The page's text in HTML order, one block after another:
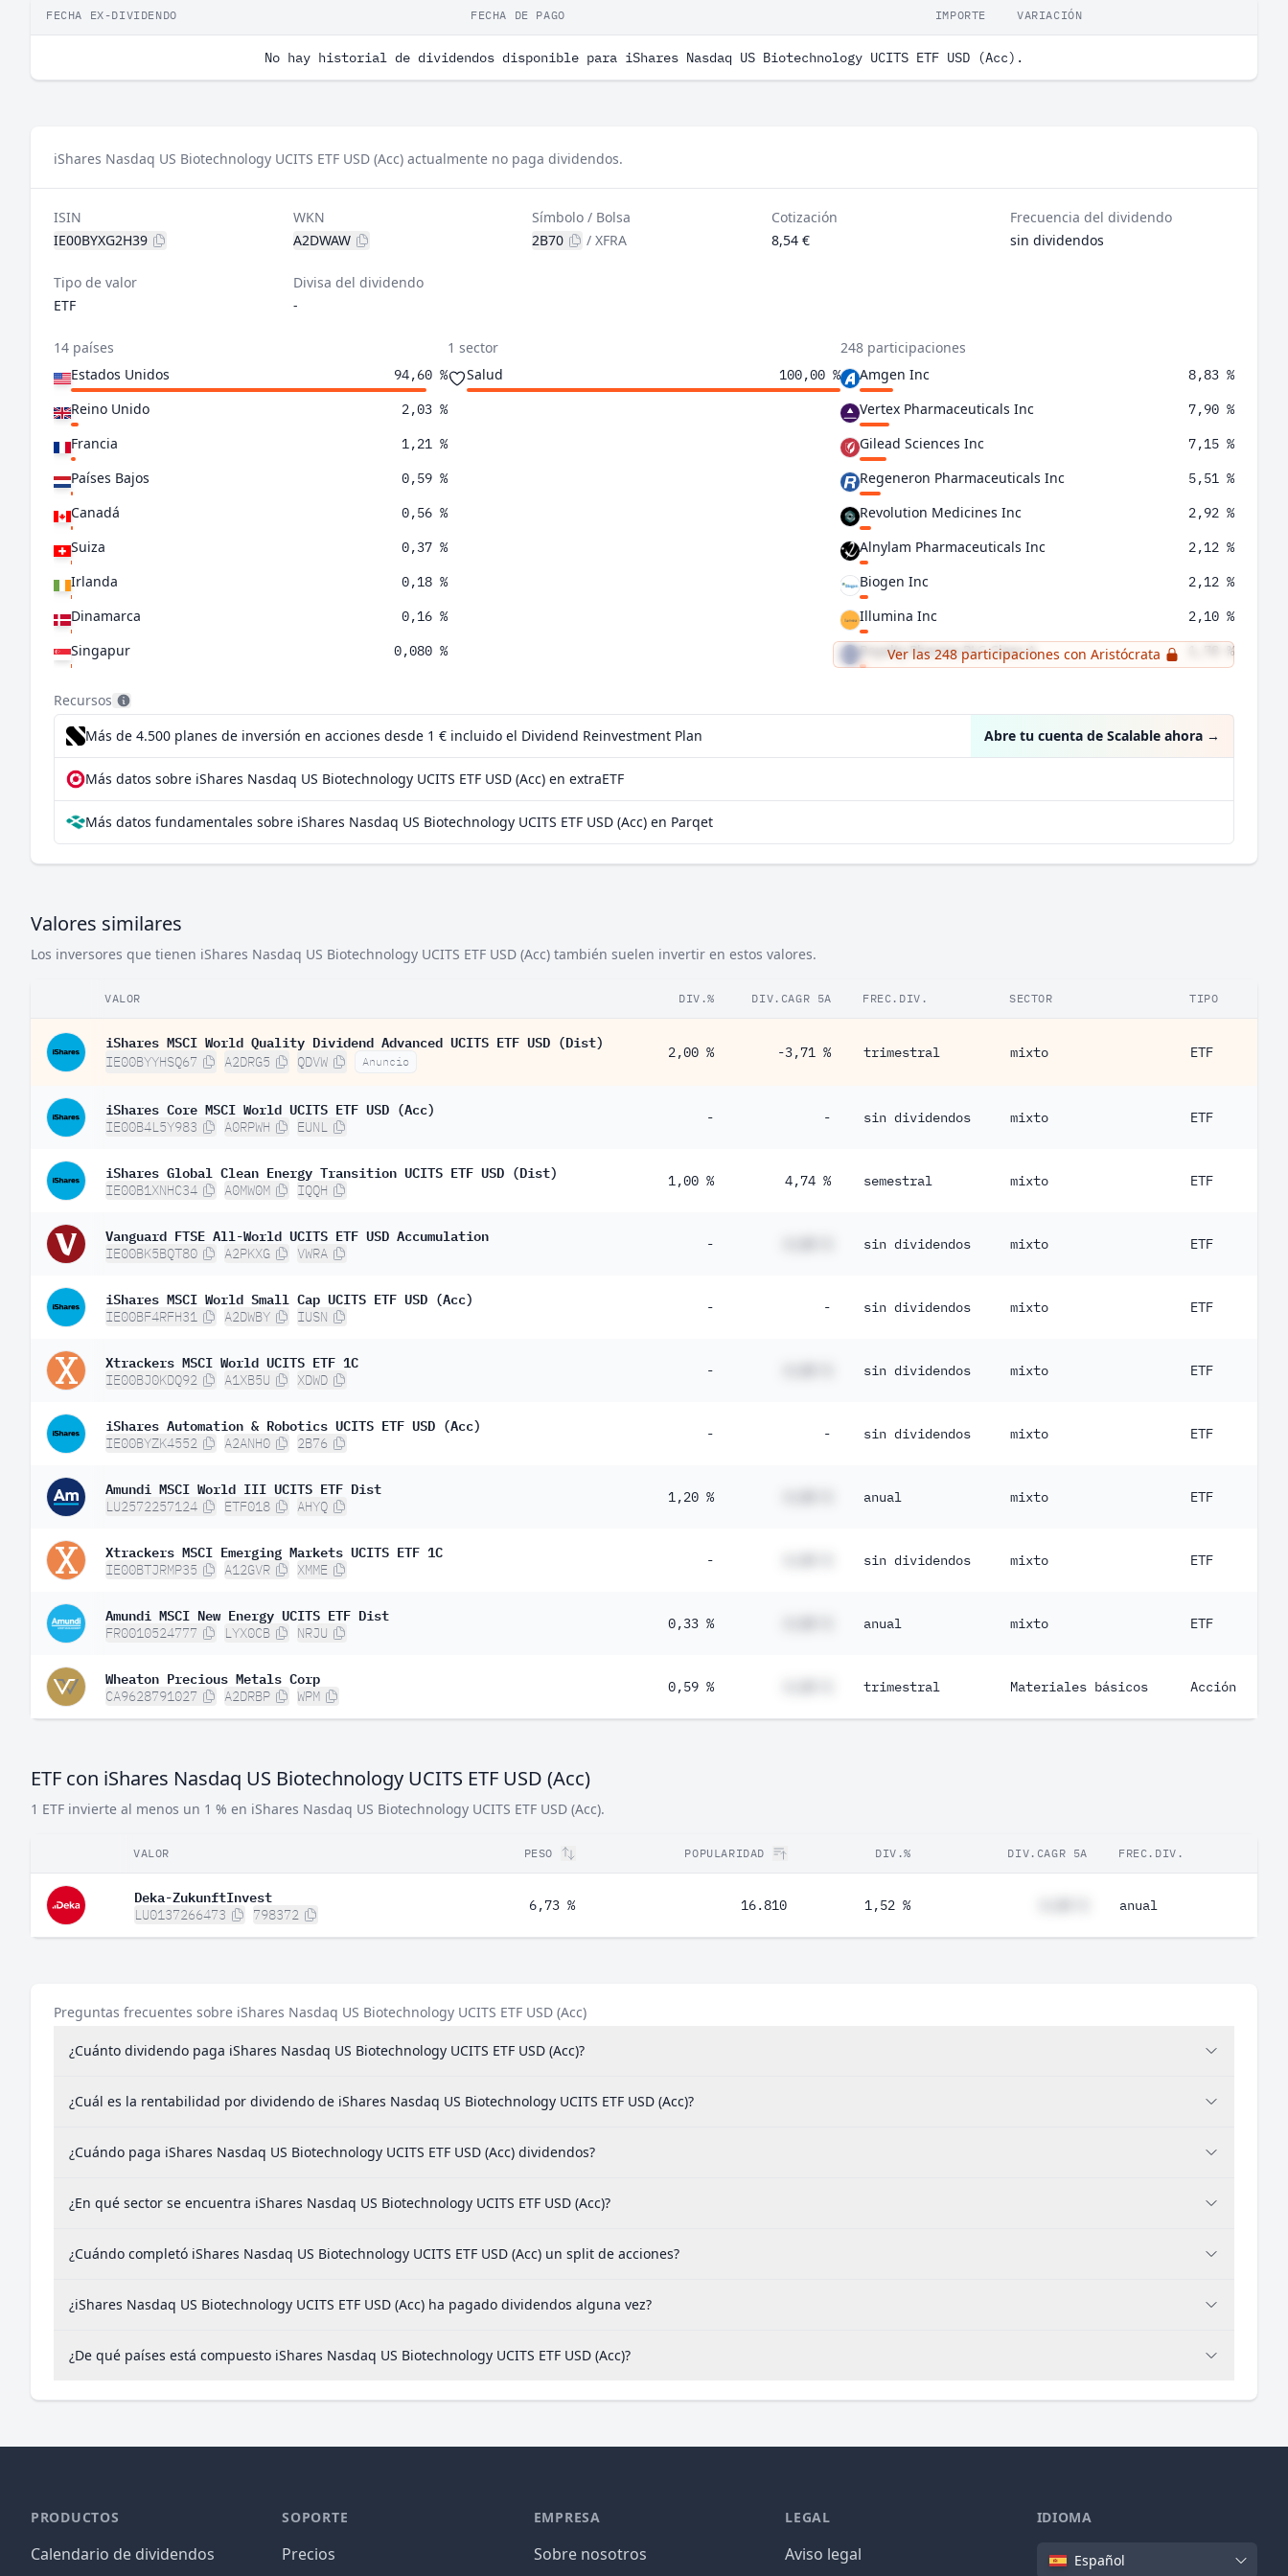
FECHA EX-DIVIDENDO FECHA DE PAGO IMPORTE VARIACIÓN
No hay historial de dividendos disponible para iShares Nasdaq US Biotechnology UCITS ETF USD (Acc).
iShares Nasdaq US Biotechnology UCITS ETF USD (Acc) actualmente no paga dividendos.
ISIN
IE00BYXG2H39
WKN
A2DWAW
Símbolo / Bolsa
2B70
/XFRA
Cotización
8,54 €
Frecuencia del dividendo
sin dividendos
Tipo de valor
ETF
Divisa del dividendo
-
14 países
Estados Unidos
94,60 %
Reino Unido 2,03 %
Francia 1,21 %
Países Bajos 0,59 %
Canadá 0,56 %
Suiza 0,37 %
Irlanda 0,18 %
Dinamarca 0,16 %
Singapur 0,080 %
España 0,064 %
Australia 0,058 %
Israel 0,030 %
Taiwán 0,0098 %
1 sector
Salud
100,00 %
248 participaciones
Amgen Inc
8,83 %
Vertex Pharmaceuticals Inc 7,90 %
Gilead Sciences Inc 7,15 %
Regeneron Pharmaceuticals Inc 5,51 %
Revolution Medicines Inc 2,92 %
Alnylam Pharmaceuticals Inc 2,12 %
Biogen Inc 2,12 %
Illumina Inc 2,10 %
Royalty Pharma PLC Class A 1,78 %
Ver las 248 participaciones con Aristócrata
Recursos
Más de 4.500 planes de inversión en acciones desde 1 € incluido el Dividend Reinvestment Plan Abre tu cuenta de Scalable ahora →
Más datos sobre iShares Nasdaq US Biotechnology UCITS ETF USD (Acc) en extraETF
Más datos fundamentales sobre iShares Nasdaq US Biotechnology UCITS ETF USD (Acc) en Parqet
Valores similares
Los inversores que tienen iShares Nasdaq US Biotechnology UCITS ETF USD (Acc) también suelen invertir en estos valores.
VALOR DIV.% DIV.CAGR 5A FREC.DIV. SECTOR TIPO
iShares MSCI World Quality Dividend Advanced UCITS ETF USD (Dist)
IE00BYYHSQ67 A2DRG5 QDVW Anuncio
2,00 % -3,71 % trimestral mixto ETF
iShares Core MSCI World UCITS ETF USD (Acc)
IE00B4L5Y983 A0RPWH EUNL
- - sin dividendos mixto ETF
iShares Global Clean Energy Transition UCITS ETF USD (Dist)
IE00B1XNHC34 A0MW0M IQQH
1,00 % 4,74 % semestral mixto ETF
Vanguard FTSE All-World UCITS ETF USD Accumulation
IE00BK5BQT80 A2PKXG VWRA
- sin dividendos mixto ETF
iShares MSCI World Small Cap UCITS ETF USD (Acc)
IE00BF4RFH31 A2DWBY IUSN
- - sin dividendos mixto ETF
Xtrackers MSCI World UCITS ETF 1C
IE00BJ0KDQ92 A1XB5U XDWD
- sin dividendos mixto ETF
iShares Automation & Robotics UCITS ETF USD (Acc)
IE00BYZK4552 A2ANH0 2B76
- - sin dividendos mixto ETF
Amundi MSCI World III UCITS ETF Dist
LU2572257124 ETF018 AHYQ
1,20 % anual mixto ETF
Xtrackers MSCI Emerging Markets UCITS ETF 1C
IE00BTJRMP35 A12GVR XMME
- sin dividendos mixto ETF
Amundi MSCI New Energy UCITS ETF Dist
FR0010524777 LYX0CB NRJU
0,33 % anual mixto ETF
Wheaton Precious Metals Corp
CA9628791027 A2DRBP WPM
0,59 % trimestral Materiales básicos Acción
ETF con iShares Nasdaq US Biotechnology UCITS ETF USD (Acc)
1 ETF invierte al menos un 1 % en iShares Nasdaq US Biotechnology UCITS ETF USD (Acc).
VALOR PESO POPULARIDAD DIV.% DIV.CAGR 5A FREC.DIV.
Deka-ZukunftInvest
LU0137266473 798372
6,73 % 16.810 1,52 % anual
Preguntas frecuentes sobre iShares Nasdaq US Biotechnology UCITS ETF USD (Acc)
¿Cuánto dividendo paga iShares Nasdaq US Biotechnology UCITS ETF USD (Acc)?
¿Cuál es la rentabilidad por dividendo de iShares Nasdaq US Biotechnology UCITS ETF USD (Acc)?
¿Cuándo paga iShares Nasdaq US Biotechnology UCITS ETF USD (Acc) dividendos?
¿En qué sector se encuentra iShares Nasdaq US Biotechnology UCITS ETF USD (Acc)?
¿Cuándo completó iShares Nasdaq US Biotechnology UCITS ETF USD (Acc) un split de acciones?
¿iShares Nasdaq US Biotechnology UCITS ETF USD (Acc) ha pagado dividendos alguna vez?
¿De qué países está compuesto iShares Nasdaq US Biotechnology UCITS ETF USD (Acc)?
PRODUCTOS
Calendario de dividendos
SOPORTE
Precios
EMPRESA
Sobre nosotros
LEGAL
Aviso legal
IDIOMA
IdiomaEspañol